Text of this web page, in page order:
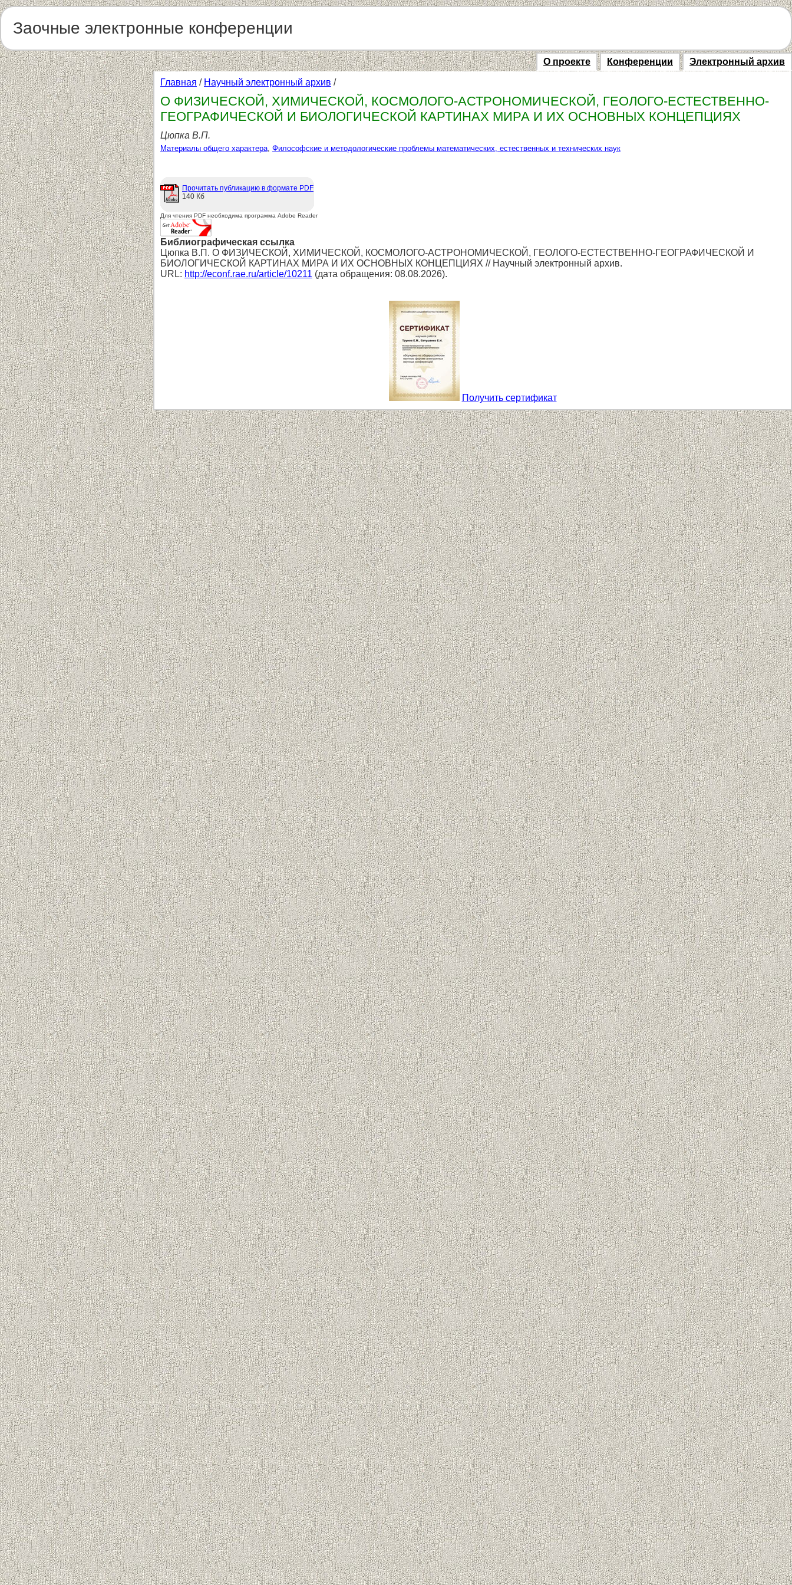
Заочные электронные конференции
О проекте Конференции Электронный архив
Главная / Научный электронный архив /
О ФИЗИЧЕСКОЙ, ХИМИЧЕСКОЙ, КОСМОЛОГО-АСТРОНОМИЧЕСКОЙ, ГЕОЛОГО-ЕСТЕСТВЕННО-
ГЕОГРАФИЧЕСКОЙ И БИОЛОГИЧЕСКОЙ КАРТИНАХ МИРА И ИХ ОСНОВНЫХ КОНЦЕПЦИЯХ
Цюпка В.П.
Материалы общего характера, Философские и методологические проблемы математических, естественных и технических наук
Прочитать публикацию в формате PDF
140 Кб
Для чтения PDF необходима программа Adobe Reader
Библиографическая ссылка
Цюпка В.П. О ФИЗИЧЕСКОЙ, ХИМИЧЕСКОЙ, КОСМОЛОГО-АСТРОНОМИЧЕСКОЙ, ГЕОЛОГО-ЕСТЕСТВЕННО-ГЕОГРАФИЧЕСКОЙ И
БИОЛОГИЧЕСКОЙ КАРТИНАХ МИРА И ИХ ОСНОВНЫХ КОНЦЕПЦИЯХ // Научный электронный архив.
URL: http://econf.rae.ru/article/10211 (дата обращения: 08.08.2026).
Получить сертификат